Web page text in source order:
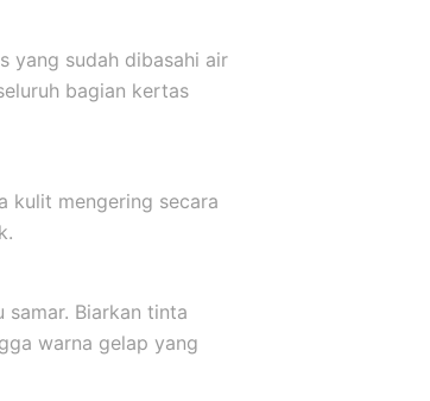
yang sudah dibasahi air
bagian kertas
kulit mengering secara
samar. Biarkan tinta
warna gelap yang